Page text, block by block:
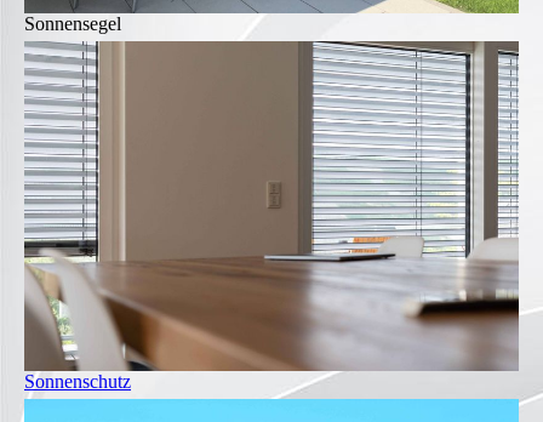
Sonnensegel
Sonnenschutz